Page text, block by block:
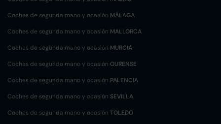
Coches de segunda mano y ocasión MÁLAGA
Coches de segunda mano y ocasión MALLORCA
Coches de segunda mano y ocasión MURCIA
Coches de segunda mano y ocasión OURENSE
Coches de segunda mano y ocasión PALENCIA
Coches de segunda mano y ocasión SEVILLA
Coches de segunda mano y ocasión TOLEDO